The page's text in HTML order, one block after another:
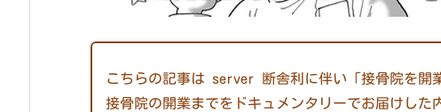
こちらの記事は server 断舎利に伴い「接骨院を開
接骨院の開業までをドキュメンタリーでお届けした